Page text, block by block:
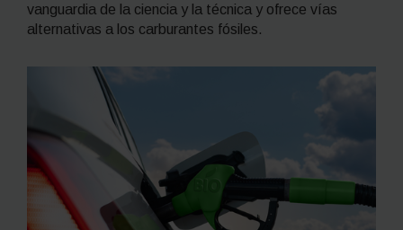
vanguardia de la ciencia y la técnica y ofrece vías
alternativas a los carburantes fósiles.